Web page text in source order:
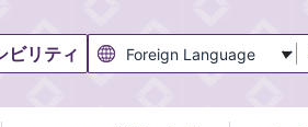
ビリティ